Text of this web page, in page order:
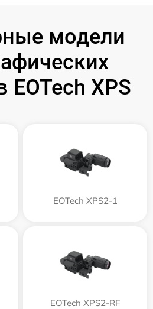
модели
EOTech XPS
EOTech XPS2-1
EOTech XPS2-RF